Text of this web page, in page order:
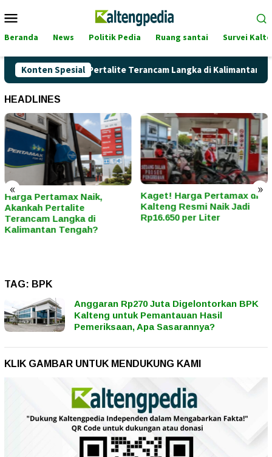
ke
Mobile
Beranda News Politik Pedia Ruang santai Survei
Konten Spesial
Naik, Akankah Pertalite Terancam Langka di Kalimantan
HEADLINES
« »
Kaget! Harga Pertamax di
Kalteng Resmi Naik Jadi
Rp16.650 per Liter
Hari Kartini Bukan
Seremoni: Ini 5 Ciri
Modern” di Era
TAG: BPK
Anggaran Rp270 Juta Digelontorkan BPK
Kalteng untuk Pemantauan Hasil
Pemeriksaan, Apa Sasarannya?
KLIK GAMBAR UNTUK MENDUKUNG KAMI